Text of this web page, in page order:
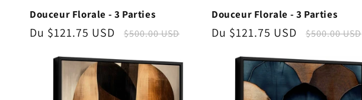
:
Douceur Florale - 3 Parties
Prix
Du $121.75 USD
Prix
$500.00 USD
Douceur Florale - 3 Parties
Prix
Du $121.75 USD
Prix
$500.00 USD